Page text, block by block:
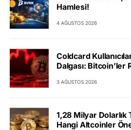
Hamlesi!
4 AĞUSTOS 2026
Coldcard
Dalgası: Bitcoin’ler
3 AĞUSTOS 2026
1,28 Milyar Dolarlık
Hangi Altcoinler